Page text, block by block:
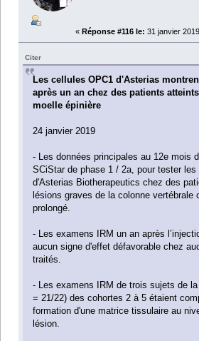
« Réponse #116 le: 31 janvier
Citer
Les cellules OPC1 d'Asterias
après un an chez des patients
moelle épinière
24 janvier 2019
- Les données principales au 12e mois
SCiStar de phase 1 / 2a, pour tester
d'Asterias Biotherapeutics chez des
lésions graves de la colonne vertébrale
prolongé.
- Les examens IRM un an après
aucun signe d'effet défavorable chez
traités.
- Les examens IRM de trois sujets de
= 21/22) des cohortes 2 à 5 étaient
formation d'une matrice tissulaire au
lésion.